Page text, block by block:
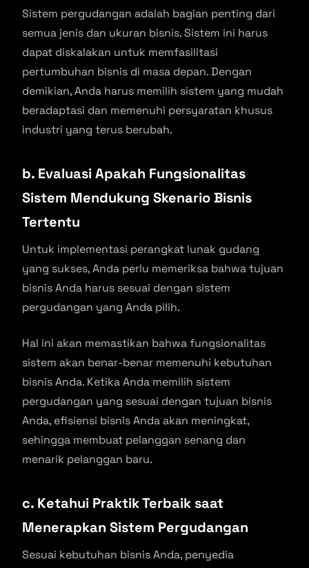
Sistem pergudangan adalah bagian penting dari
semua jenis dan ukuran bisnis. Sistem ini harus
dapat diskalakan untuk memfasilitasi
pertumbuhan bisnis di masa depan. Dengan
demikian, Anda harus memilih sistem yang mudah
beradaptasi dan memenuhi persyaratan khusus
industri yang terus berubah.
b. Evaluasi Apakah Fungsionalitas
Sistem Mendukung Skenario Bisnis
Tertentu
Untuk implementasi perangkat lunak gudang
yang sukses, Anda perlu memeriksa bahwa tujuan
bisnis Anda harus sesuai dengan sistem
pergudangan yang Anda pilih.
Hal ini akan memastikan bahwa fungsionalitas
sistem akan benar-benar memenuhi kebutuhan
bisnis Anda. Ketika Anda memilih sistem
pergudangan yang sesuai dengan tujuan bisnis
Anda, efisiensi bisnis Anda akan meningkat,
sehingga membuat pelanggan senang dan
menarik pelanggan baru.
c. Ketahui Praktik Terbaik saat
Menerapkan Sistem Pergudangan
Sesuai kebutuhan bisnis Anda, penyedia